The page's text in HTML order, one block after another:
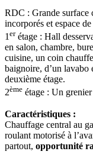
RDC : Grande surface
incorporés et espace
1 erétage : Hall
en salon, chambre,
cuisine, un coin
baignoire, d’un lavabo
deuxième étage.
2ème étage : Un
Caractéristiques :
Chauffage central au
roulant motorisé à
partout, opportunité